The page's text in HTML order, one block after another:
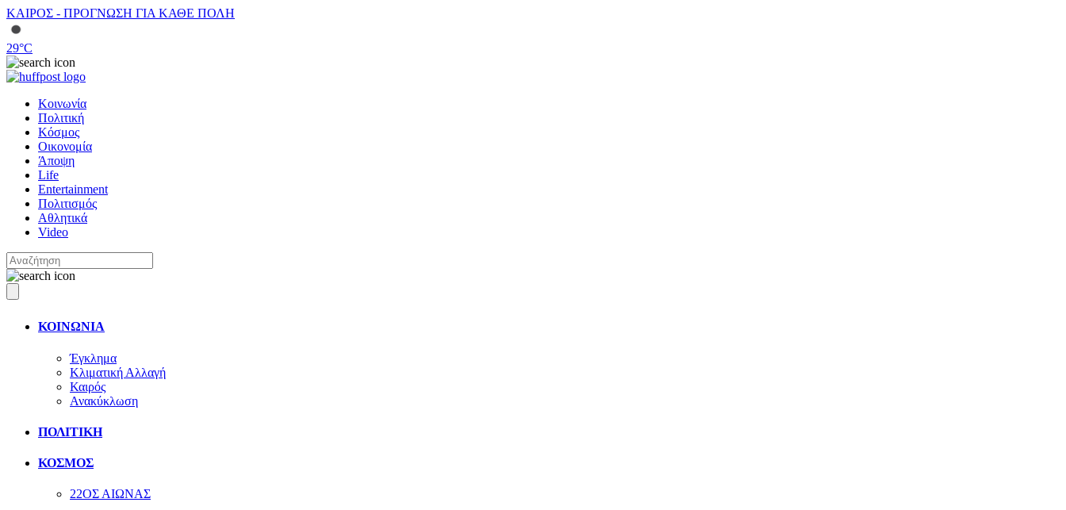
ΚΑΙΡΟΣ - ΠΡΟΓΝΩΣΗ ΓΙΑ ΚΑΘΕ ΠΟΛΗ
29°C
Κοινωνία
Πολιτική
Κόσμος
Οικονομία
Άποψη
Life
Entertainment
Πολιτισμός
Αθλητικά
Video
ΚΟΙΝΩΝΙΑ
Έγκλημα
Κλιματική Αλλαγή
Καιρός
Ανακύκλωση
ΠΟΛΙΤΙΚΗ
ΚΟΣΜΟΣ
22ΟΣ ΑΙΩΝΑΣ